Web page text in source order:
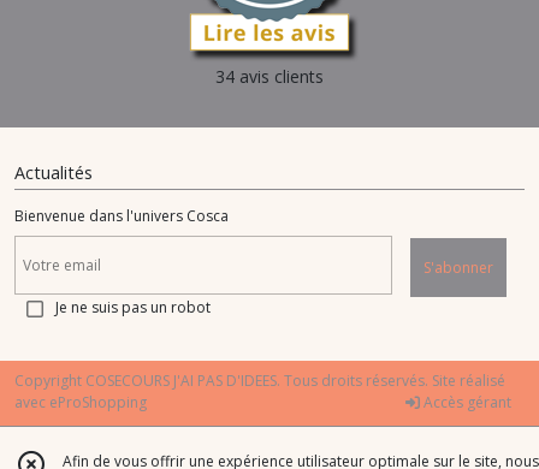
34 avis clients
Actualités
Bienvenue dans l'univers Cosca
S'abonner
Je ne suis pas un robot
Copyright COSECOURS J'AI PAS D'IDEES. Tous droits réservés. Site réalisé
avec eProShopping Accès gérant
Afin de vous offrir une expérience utilisateur optimale sur le site, nous